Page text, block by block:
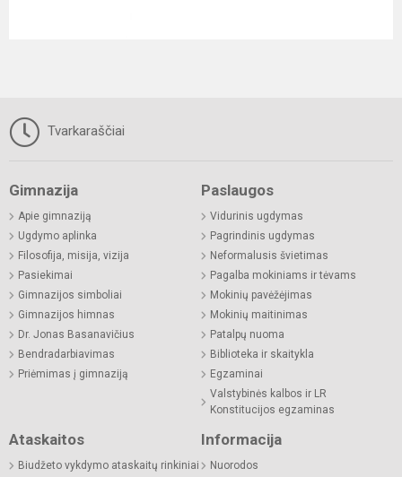
Tvarkaraščiai
Gimnazija
Apie gimnaziją
Ugdymo aplinka
Filosofija, misija, vizija
Pasiekimai
Gimnazijos simboliai
Gimnazijos himnas
Dr. Jonas Basanavičius
Bendradarbiavimas
Priėmimas į gimnaziją
Paslaugos
Vidurinis ugdymas
Pagrindinis ugdymas
Neformalusis švietimas
Pagalba mokiniams ir tėvams
Mokinių pavėžėjimas
Mokinių maitinimas
Patalpų nuoma
Biblioteka ir skaitykla
Egzaminai
Valstybinės kalbos ir LR
Konstitucijos egzaminas
Ataskaitos
Biudžeto vykdymo ataskaitų rinkiniai
Informacija
Nuorodos